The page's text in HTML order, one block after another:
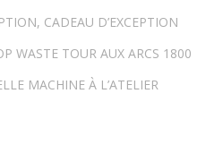
CADEAU D’EXCEPTION
WASTE TOUR AUX ARCS 1800
MACHINE À L’ATELIER